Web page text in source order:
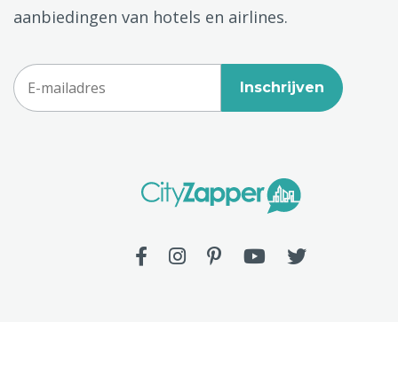
aanbiedingen van hotels en airlines.
Inschrijven